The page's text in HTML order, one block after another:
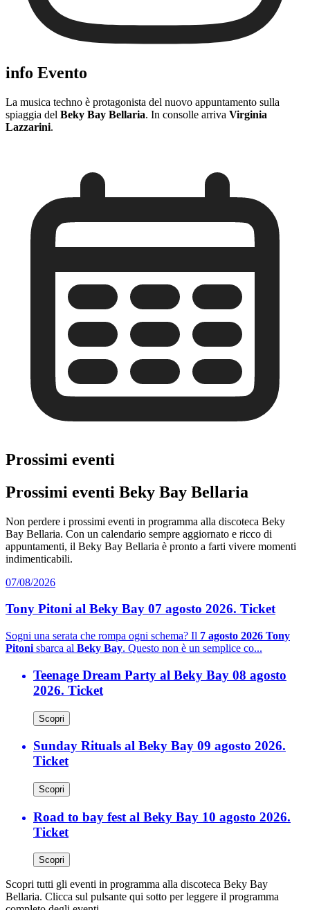
info Evento
La musica techno è protagonista del nuovo appuntamento sulla
spiaggia del Beky Bay Bellaria. In consolle arriva Virginia
Lazzarini.
Prossimi eventi
Prossimi eventi Beky Bay Bellaria
Non perdere i prossimi eventi in programma alla discoteca Beky
Bay Bellaria. Con un calendario sempre aggiornato e ricco di
appuntamenti, il Beky Bay Bellaria è pronto a farti vivere momenti
indimenticabili.
07/08/2026
Tony Pitoni al Beky Bay 07 agosto 2026. Ticket
Sogni una serata che rompa ogni schema? Il 7 agosto 2026 Tony
Pitoni sbarca al Beky Bay. Questo non è un semplice co...
Teenage Dream Party al Beky Bay 08 agosto
2026. Ticket
Scopri
Sunday Rituals al Beky Bay 09 agosto 2026.
Ticket
Scopri
Road to bay fest al Beky Bay 10 agosto 2026.
Ticket
Scopri
Scopri tutti gli eventi in programma alla discoteca Beky Bay
Bellaria. Clicca sul pulsante qui sotto per leggere il programma